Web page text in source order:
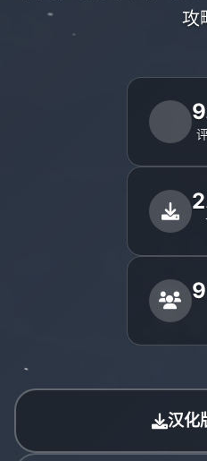
攻
汉化